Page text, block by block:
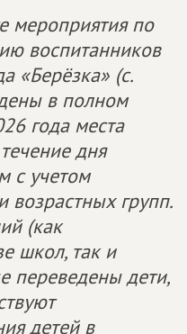
мероприятия по
воспитанников
«Берёзка» (с.
в полном
года места
дня
с учетом
возрастных групп.
(как
школ, так и
переведены дети,
детей в